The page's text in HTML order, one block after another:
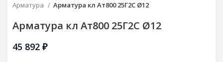
Арматура
Арматура кл Ат800 25Г2С Ø12
Арматура кл Ат800 25Г2С Ø12
45 892 ₽